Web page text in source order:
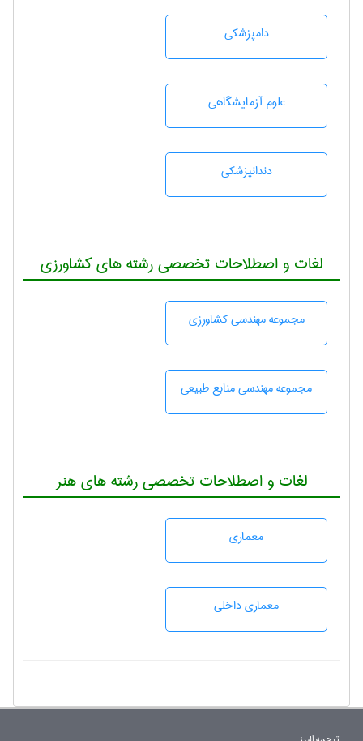
دامپزشكی
علوم آزمايشگاهی
دندانپزشكی
لغات و اصطلاحات تخصصی رشته های کشاورزی
مجموعه مهندسی كشاورزی
مجموعه مهندسی منابع طبيعی
لغات و اصطلاحات تخصصی رشته های هنر
معماری
معماری داخلی